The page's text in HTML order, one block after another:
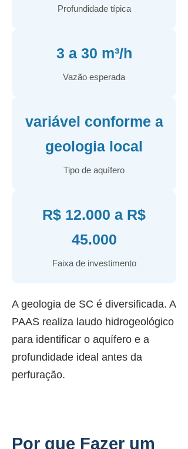
Profundidade típica
3 a 30 m³/h
Vazão esperada
variável conforme a
geologia local
Tipo de aquífero
R$ 12.000 a R$
45.000
Faixa de investimento
A geologia de SC é diversificada. A
PAAS realiza laudo hidrogeológico
para identificar o aquífero e a
profundidade ideal antes da
perfuração.
Por que Fazer um